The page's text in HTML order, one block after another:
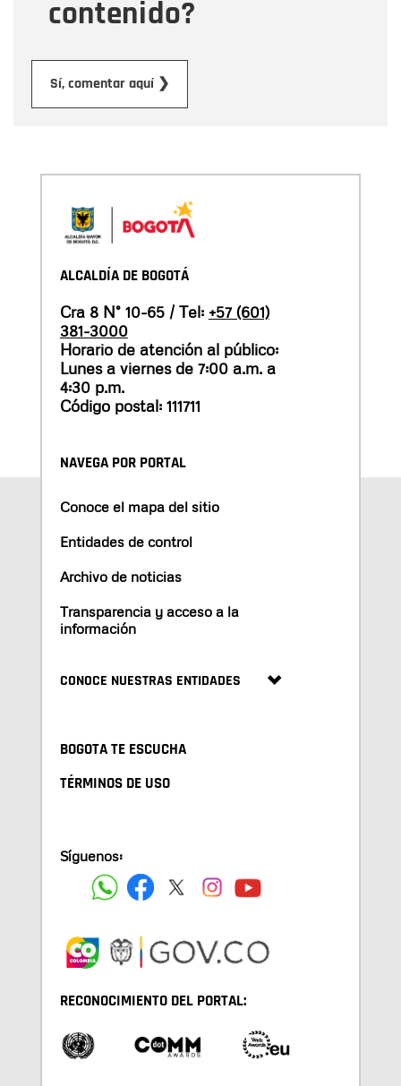
contenido?
Sí, comentar aquí ❯
ALCALDÍA DE BOGOTÁ
Cra 8 N° 10-65 / Tel: +57 (601)
381-3000
Horario de atención al público:
Lunes a viernes de 7:00 a.m. a
4:30 p.m.
Código postal: 111711
NAVEGA POR PORTAL
Conoce el mapa del sitio
Entidades de control
Archivo de noticias
Transparencia y acceso a la
información
CONOCE NUESTRAS ENTIDADES
BOGOTA TE ESCUCHA
TÉRMINOS DE USO
Síguenos:
RECONOCIMIENTO DEL PORTAL: